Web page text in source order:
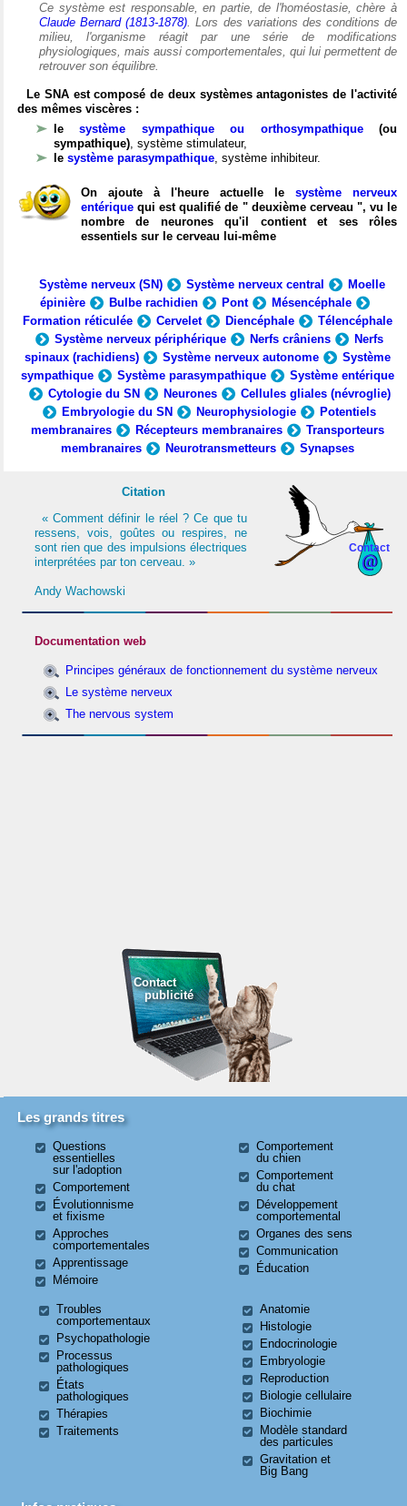
Ce système est responsable, en partie, de l'homéostasie, chère à
Claude Bernard (1813-1878). Lors des variations des conditions de
milieu, l'organisme réagit par une série de modifications
physiologiques, mais aussi comportementales, qui lui permettent de
retrouver son équilibre.
Le SNA est composé de deux systèmes antagonistes de l'activité
des mêmes viscères :
lesystème sympathique ou orthosympathique(ou
sympathique), système stimulateur,
le système parasympathique, système inhibiteur.
On ajoute à l'heure actuelle le système nerveux
entérique qui est qualifié de " deuxième cerveau ", vu le
nombre de neurones qu'il contient et ses rôles
essentiels sur le cerveau lui-même
Système nerveux (SN) Système nerveux central
Moelle
épinière
Bulbe rachidien Pont
Mésencéphale
Formation réticulée
Cervelet Diencéphale
Télencéphale
Système nerveux périphérique
Nerfs crâniens
Nerfs
spinaux (rachidiens)
Système nerveux autonome
Système
sympathique
Système parasympathique
Système entérique
Cytologie du SN
Neurones
Cellules gliales (névroglie)
Embryologie du SN
Neurophysiologie
Potentiels
membranaires
Récepteurs membranaires
Transporteurs
membranaires
Neurotransmetteurs Synapses
Contact
Citation
« Comment définir le réel ? Ce que tu
ressens, vois, goûtes ou respires, ne
sont rien que des impulsions électriques
interprétées par ton cerveau. »
Andy Wachowski
Documentation web
Principes généraux de fonctionnement du système nerveux
Le système nerveux
The nervous system
Contact
publicité
Les grands titres
Questions
essentielles
sur l'adoption
Comportement
Évolutionnisme
et fixisme
Approches
comportementales
Apprentissage
Mémoire
Comportement
du chien
Comportement
du chat
Développement
comportemental
Organes des sens
Communication
Éducation
Troubles
comportementaux
Psychopathologie
Processus
pathologiques
États
pathologiques
Thérapies
Traitements
Anatomie
Histologie
Endocrinologie
Embryologie
Reproduction
Biologie cellulaire
Biochimie
Modèle standard
des particules
Gravitation et
Big Bang